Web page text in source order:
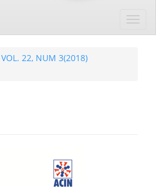
VOL. 22, NUM 3(2018)